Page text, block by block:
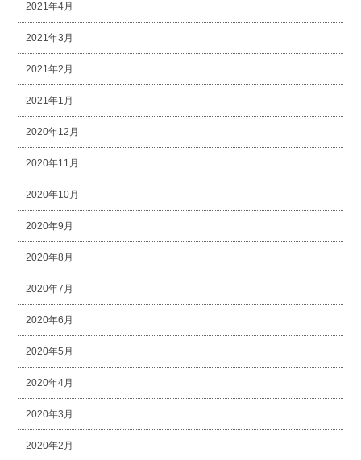
2021年4月
2021年3月
2021年2月
2021年1月
2020年12月
2020年11月
2020年10月
2020年9月
2020年8月
2020年7月
2020年6月
2020年5月
2020年4月
2020年3月
2020年2月